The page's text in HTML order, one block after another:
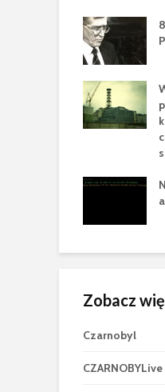
Zobacz
Czarnobyl
CZARNOBYLive